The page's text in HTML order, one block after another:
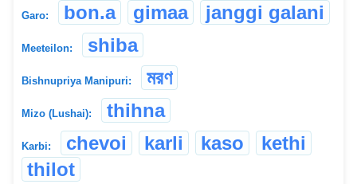
Garo: bon.a gimaa janggi galani
Meeteilon: shiba
Bishnupriya Manipuri: মরণ
Mizo (Lushai): thihna
Karbi: chevoi karli kaso
kethi
thilot